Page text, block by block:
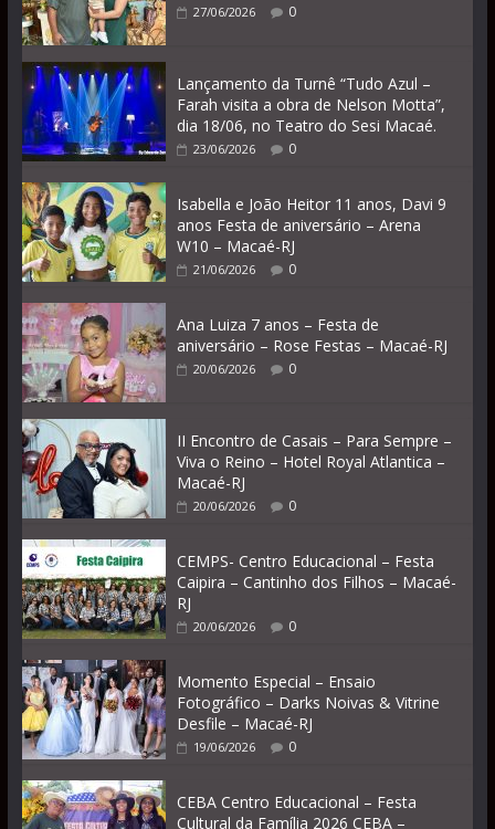
27/06/2026 0
Lançamento da Turnê “Tudo Azul –
Farah visita a obra de Nelson Motta”,
dia 18/06, no Teatro do Sesi Macaé.
23/06/2026 0
Isabella e João Heitor 11 anos, Davi 9
anos Festa de aniversário – Arena
W10 – Macaé-RJ
21/06/2026 0
Ana Luiza 7 anos – Festa de
aniversário – Rose Festas – Macaé-RJ
20/06/2026 0
II Encontro de Casais – Para Sempre –
Viva o Reino – Hotel Royal Atlantica –
Macaé-RJ
20/06/2026 0
CEMPS- Centro Educacional – Festa
Caipira – Cantinho dos Filhos – Macaé-
RJ
20/06/2026 0
Momento Especial – Ensaio
Fotográfico – Darks Noivas & Vitrine
Desfile – Macaé-RJ
19/06/2026 0
CEBA Centro Educacional – Festa
Cultural da Família 2026 CEBA –